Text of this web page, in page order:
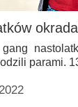
parami.